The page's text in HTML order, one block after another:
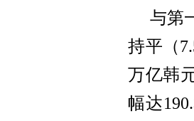
与第
持平（
万亿韩
幅达